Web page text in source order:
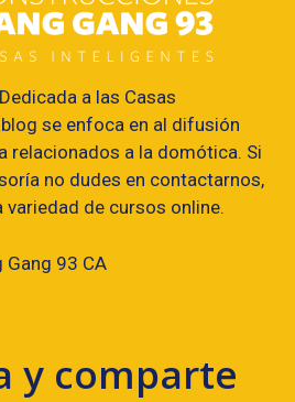
a las Casas
se enfoca en al difusión
relacionados a la domótica. Si
no dudes en contactarnos,
de cursos online.
Gang 93 CA
y comparte